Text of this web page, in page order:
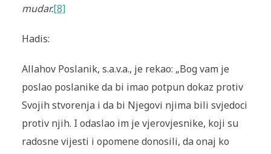
mudar.[8]
Hadis:
Allahov Poslanik, s.a.v.a., je rekao: „Bog vam je
poslao poslanike da bi imao potpun dokaz protiv
Svojih stvorenja i da bi Njegovi njima bili svjedoci
protiv njih. I odaslao im je vjerovjesnike, koji su
radosne vijesti i opomene donosili, da onaj ko